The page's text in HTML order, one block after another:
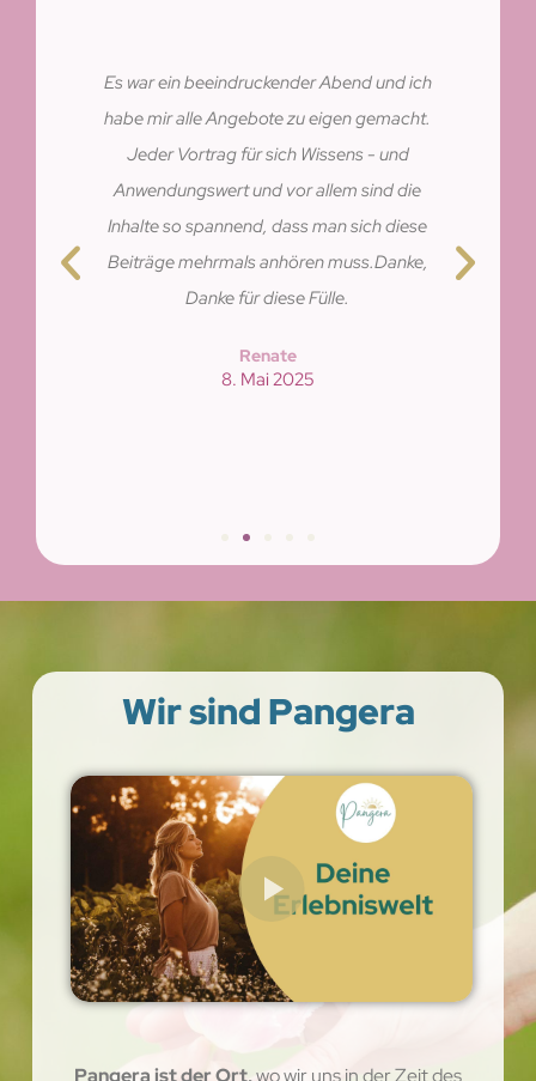
Es war ein beeindruckender Abend und ich
habe mir alle Angebote zu eigen gemacht.
Jeder Vortrag für sich Wissens - und
Anwendungswert und vor allem sind die
Inhalte so spannend, dass man sich diese
Beiträge mehrmals anhören muss.Danke,
Danke für diese Fülle.
Renate
8. Mai 2025
Wir sind Pangera
Pangera ist der Ort,wo wir uns in der Zeit des